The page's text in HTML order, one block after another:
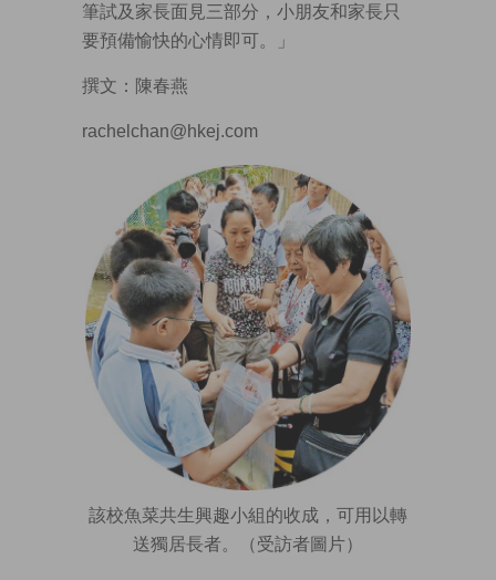
筆試及家長面見三部分，小朋友和家長只
要預備愉快的心情即可。」
撰文：陳春燕
rachelchan@hkej.com
該校魚菜共生興趣小組的收成，可用以轉
送獨居長者。（受訪者圖片）